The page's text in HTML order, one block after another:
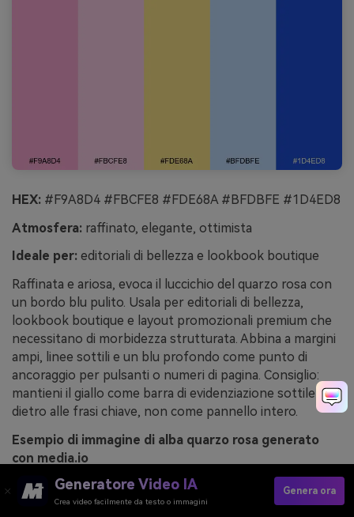
HEX: #F9A8D4 #FBCFE8 #FDE68A #BFDBFE #1D4ED8
Atmosfera: raffinato, elegante, ottimista
Ideale per: editoriali di bellezza e lookbook boutique
Raffinata e ariosa, evoca il luccichio del quarzo rosa con
un bordo blu pulito. Usala per editoriali di bellezza,
lookbook boutique e layout promozionali premium che
necessitano di morbidezza strutturata. Abbina a margini
ampi, linee sottili e un blu profondo come punto di
ancoraggio per pulsanti o numeri di pagina. Consiglio:
mantieni il giallo come barra di evidenziazione sottile
dietro alle frasi chiave, non come pannello intero.
Esempio di immagine di alba quarzo rosa generato
con media.io
Generatore Video IA
Crea video facilmente da testo o immagini
Genera ora